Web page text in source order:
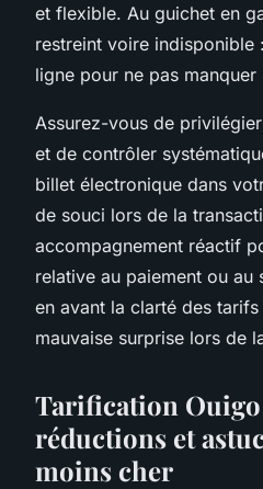
et flexible. Au guichet en
restreint voire indisponible
ligne pour ne pas
Assurez-vous de
et de contrôler
billet électronique dans
de souci lors de la
accompagnement réactif
relative au paiement ou
en avant la clarté des tarifs
mauvaise surprise lors de
Tarification Ouigo
réductions et
moins cher